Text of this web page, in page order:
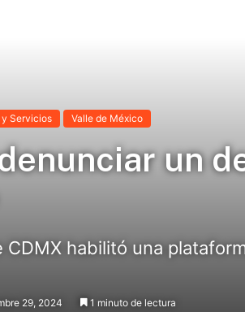
y Servicios Valle de México
un
CDMX habilitó una
29, 2024 1 minuto de lectura